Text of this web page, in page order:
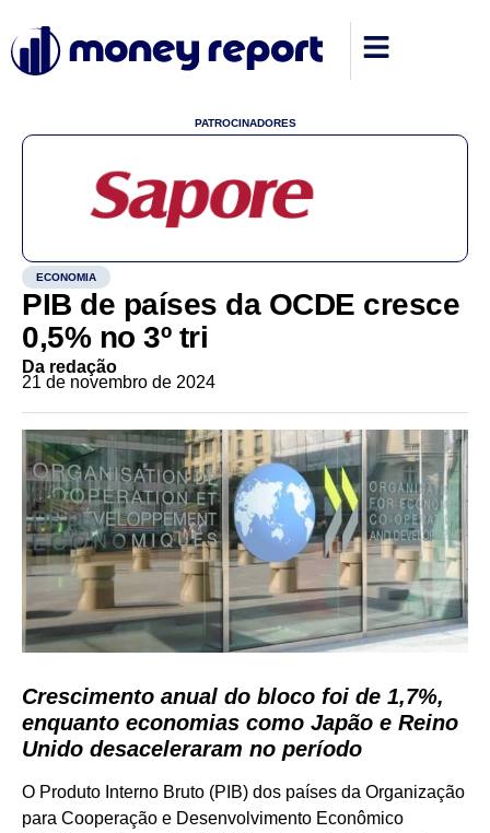
PATROCINADORES
ECONOMIA
PIB de países da OCDE cresce
0,5% no 3º tri
Da redação
21 de novembro de 2024
Crescimento anual do bloco foi de 1,7%,
enquanto economias como Japão e Reino
Unido desaceleraram no período
O Produto Interno Bruto (PIB) dos países da Organização
para Cooperação e Desenvolvimento Econômico